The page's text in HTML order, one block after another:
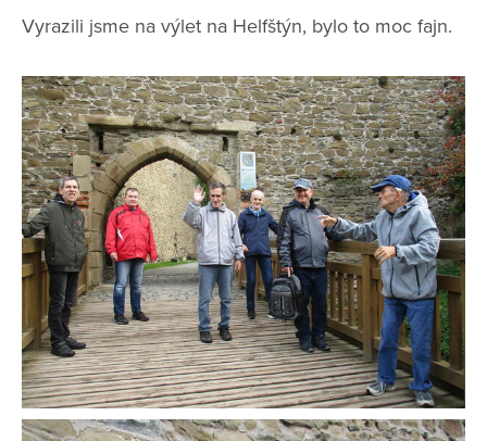
Vyrazili jsme na výlet na Helfštýn, bylo to moc fajn.